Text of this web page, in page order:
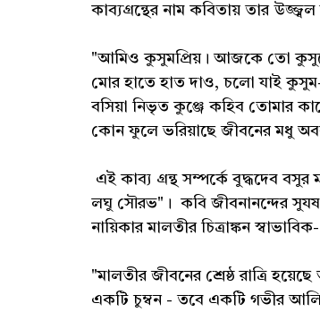
কাব্যগ্ৰন্থের নাম কবিতায় তার উজ্জ্বল
"আমিও কুসুমপ্রিয়। আজকে তো
মোর হাতে হাত দাও, চলো যাই কুসুম-
বসিয়া নিভৃত কুঞ্জে কহিব তোমার
কোন ফুলে ভরিয়াছে জীবনের মধু
এই কাব্য গ্ৰন্থ সম্পর্কে বুদ্ধদেব
লঘু সৌরভ"‌। কবি জীবনানন্দের সুযষ
নায়িকার মালতীর চিত্রাঙ্কন
"মালতীর জীবনের শ্রেষ্ঠ রাত্রি
একটি চুম্বন - তবে একটি গভীর